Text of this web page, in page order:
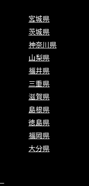
宮城県
茨城県
神奈川県
山梨県
福井県
三重県
滋賀県
島根県
徳島県
福岡県
大分県